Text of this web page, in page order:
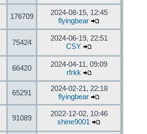
176709
2024-08-15, 12:45
flyingbear
75424
2024-06-19, 22:51
CSY
66420
2024-04-11, 09:09
rfrkk
65291
2024-02-21, 22:18
flyingbear
91089
2022-12-02, 10:46
shine9001